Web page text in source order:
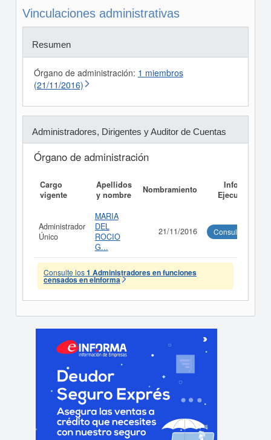
Vinculaciones administrativas
Resumen
Órgano de administración: 1 miembros
(21/11/2016)
Administradores, Dirigentes y Auditor de Cuentas
Órgano de administración
Cargo
vigente
Apellidos
y nombre
Nombramiento
Informe
Ejecutivo
Administrador
Único
MARIA
DEL
ROCIO
G...
21/11/2016 Consultar
Consulte los1 Administradores en funciones
censados en eInforma